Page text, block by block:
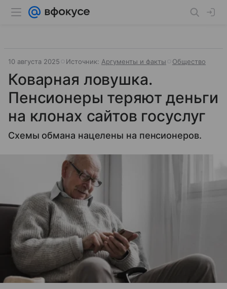
10 августа 2025 Источник: Аргументы и факты Общество
Коварная ловушка.
Пенсионеры теряют деньги
на клонах сайтов госуслуг
Схемы обмана нацелены на пенсионеров.